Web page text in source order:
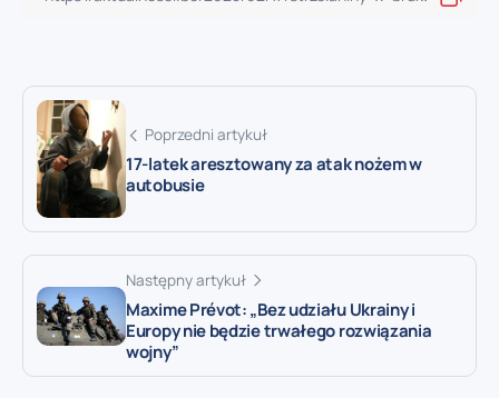
Poprzedni artykuł
17-latek aresztowany za atak nożem w
autobusie
Następny artykuł
Maxime Prévot: „Bez udziału Ukrainy i
Europy nie będzie trwałego rozwiązania
wojny”